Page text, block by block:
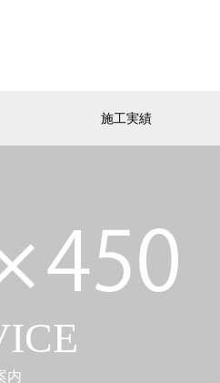
施工実績
内